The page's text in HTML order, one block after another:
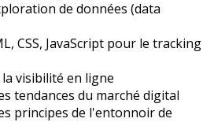
de données (data
CSS, JavaScript pour le tracking
visibilité en ligne
tendances du marché digital
principes de l'entonnoir de